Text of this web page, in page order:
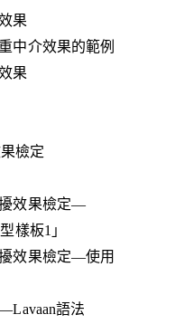
果
中介效果的範例
果
檢定
效果檢定—
樣板1」
效果檢定—使用
語法